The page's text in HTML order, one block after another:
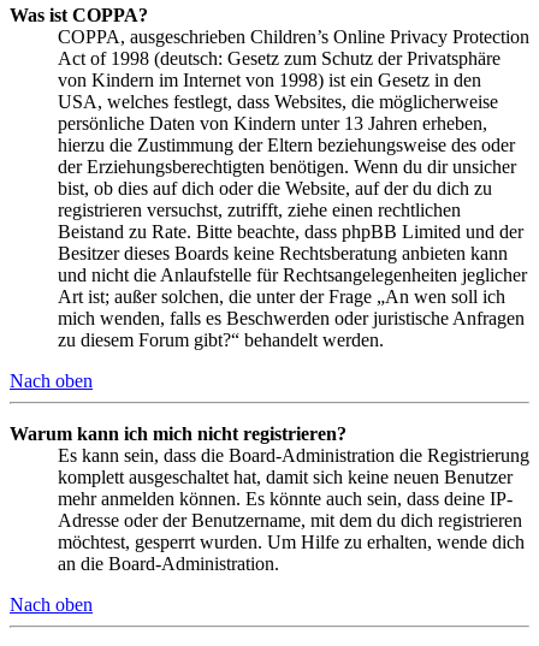
Was ist COPPA?
COPPA, ausgeschrieben Children’s Online Privacy Protection
Act of 1998 (deutsch: Gesetz zum Schutz der Privatsphäre
von Kindern im Internet von 1998) ist ein Gesetz in den
USA, welches festlegt, dass Websites, die möglicherweise
persönliche Daten von Kindern unter 13 Jahren erheben,
hierzu die Zustimmung der Eltern beziehungsweise des oder
der Erziehungsberechtigten benötigen. Wenn du dir unsicher
bist, ob dies auf dich oder die Website, auf der du dich zu
registrieren versuchst, zutrifft, ziehe einen rechtlichen
Beistand zu Rate. Bitte beachte, dass phpBB Limited und der
Besitzer dieses Boards keine Rechtsberatung anbieten kann
und nicht die Anlaufstelle für Rechtsangelegenheiten jeglicher
Art ist; außer solchen, die unter der Frage „An wen soll ich
mich wenden, falls es Beschwerden oder juristische Anfragen
zu diesem Forum gibt?“ behandelt werden.
Nach oben
Warum kann ich mich nicht registrieren?
Es kann sein, dass die Board-Administration die Registrierung
komplett ausgeschaltet hat, damit sich keine neuen Benutzer
mehr anmelden können. Es könnte auch sein, dass deine IP-
Adresse oder der Benutzername, mit dem du dich registrieren
möchtest, gesperrt wurden. Um Hilfe zu erhalten, wende dich
an die Board-Administration.
Nach oben